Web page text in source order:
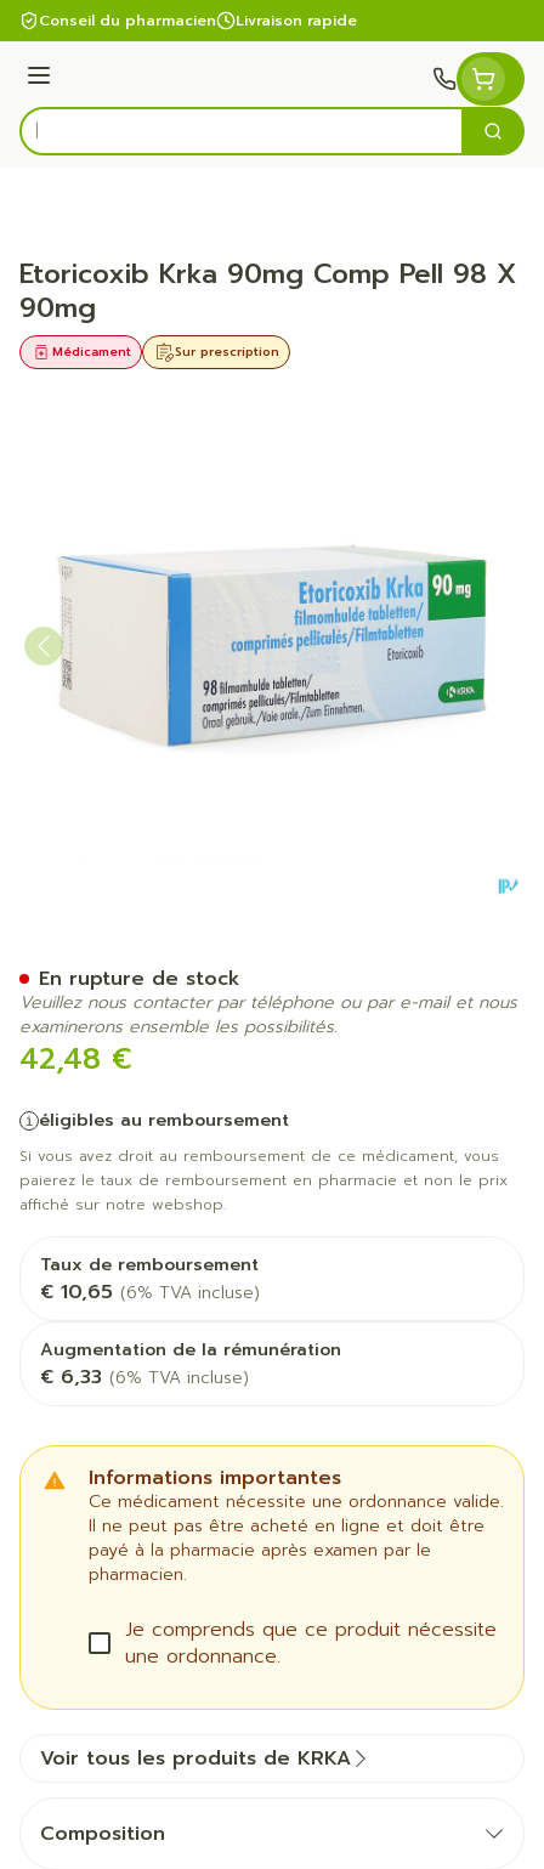
Aller au contenu
Conseil du pharmacien Livraison rapide
Menu
Rechercher
Etoricoxib Krka 90mg Comp Pell 98 X
90mg
Sur prescription
Médicament
42,48 €
éligibles au remboursement
Si vous avez droit au remboursement de ce médicament, vous
paierez le taux de remboursement en pharmacie et non le prix
affiché sur notre webshop.
Taux de remboursement
€ 10,65 (6% TVA incluse)
Augmentation de la rémunération
€ 6,33 (6% TVA incluse)
Informations importantes
Ce médicament nécessite une ordonnance valide.
Il ne peut pas être acheté en ligne et doit être
payé à la pharmacie après examen par le
pharmacien.
Je comprends que ce produit nécessite
une ordonnance.
En rupture de stock
Veuillez nous contacter par téléphone ou par e-mail et nous
examinerons ensemble les possibilités.
Voir tous les produits de KRKA
Composition